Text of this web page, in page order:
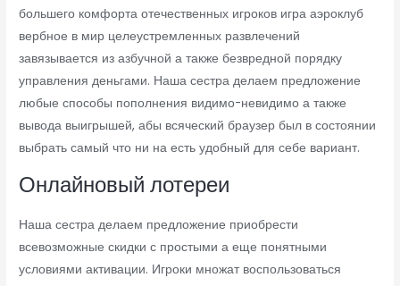
большего комфорта отечественных игроков игра аэроклуб
вербное в мир целеустремленных развлечений
завязывается из азбучной а также безвредной порядку
управления деньгами. Наша сестра делаем предложение
любые способы пополнения видимо-невидимо а также
вывода выигрышей, абы всяческий браузер был в состоянии
выбрать самый что ни на есть удобный для себе вариант.
Онлайновый лотереи
Наша сестра делаем предложение приобрести
всевозможные скидки с простыми а еще понятными
условиями активации. Игроки множат воспользоваться